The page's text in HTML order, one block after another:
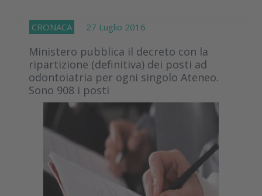
CRONACA 27 Luglio 2016
Ministero pubblica il decreto con la
ripartizione (definitiva) dei posti ad
odontoiatria per ogni singolo Ateneo.
Sono 908 i posti